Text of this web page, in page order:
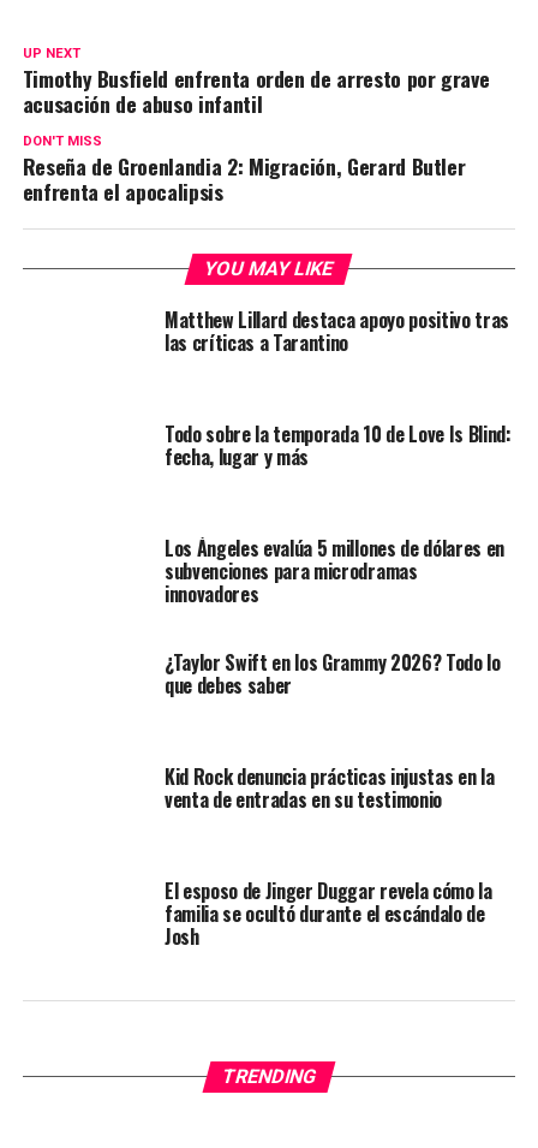
UP NEXT
Timothy Busfield enfrenta orden de arresto por grave
acusación de abuso infantil
DON'T MISS
Reseña de Groenlandia 2: Migración, Gerard Butler
enfrenta el apocalipsis
YOU MAY LIKE
Matthew Lillard destaca apoyo positivo tras
las críticas a Tarantino
Todo sobre la temporada 10 de Love Is Blind:
fecha, lugar y más
Los Ángeles evalúa 5 millones de dólares en
subvenciones para microdramas
innovadores
¿Taylor Swift en los Grammy 2026? Todo lo
que debes saber
Kid Rock denuncia prácticas injustas en la
venta de entradas en su testimonio
El esposo de Jinger Duggar revela cómo la
familia se ocultó durante el escándalo de
Josh
TRENDING